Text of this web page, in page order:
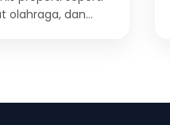
olahraga, dan